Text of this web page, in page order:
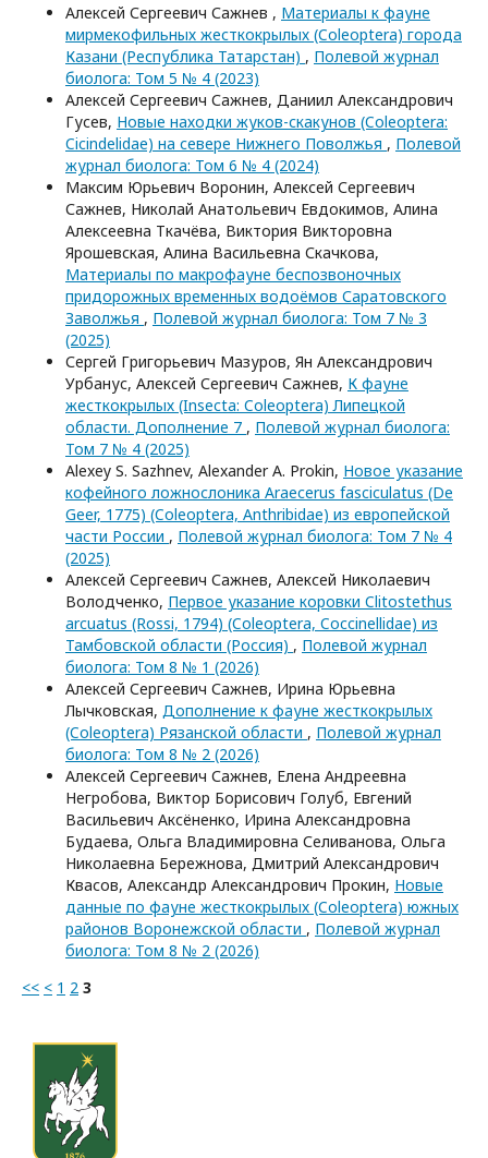
Алексей Сергеевич Сажнев , Материалы к фауне
мирмекофильных жесткокрылых (Coleoptera) города
Казани (Республика Татарстан) , Полевой журнал
биолога: Том 5 № 4 (2023)
Алексей Сергеевич Сажнев, Даниил Александрович
Гусев, Новые находки жуков-скакунов (Coleoptera:
Cicindelidae) на севере Нижнего Поволжья , Полевой
журнал биолога: Том 6 № 4 (2024)
Максим Юрьевич Воронин, Алексей Сергеевич
Сажнев, Николай Анатольевич Евдокимов, Алина
Алексеевна Ткачёва, Виктория Викторовна
Ярошевская, Алина Васильевна Скачкова,
Материалы по макрофауне беспозвоночных
придорожных временных водоёмов Саратовского
Заволжья , Полевой журнал биолога: Том 7 № 3
(2025)
Сергей Григорьевич Мазуров, Ян Александрович
Урбанус, Алексей Сергеевич Сажнев, К фауне
жесткокрылых (Insecta: Coleoptera) Липецкой
области. Дополнение 7 , Полевой журнал биолога:
Том 7 № 4 (2025)
Alexey S. Sazhnev, Alexander A. Prokin, Новое указание
кофейного ложнослоника Araecerus fasciculatus (De
Geer, 1775) (Coleoptera, Anthribidae) из европейской
части России , Полевой журнал биолога: Том 7 № 4
(2025)
Алексей Сергеевич Сажнев, Алексей Николаевич
Володченко, Первое указание коровки Clitostethus
arcuatus (Rossi, 1794) (Coleoptera, Coccinellidae) из
Тамбовской области (Россия) , Полевой журнал
биолога: Том 8 № 1 (2026)
Алексей Сергеевич Сажнев, Ирина Юрьевна
Лычковская, Дополнение к фауне жесткокрылых
(Coleoptera) Рязанской области , Полевой журнал
биолога: Том 8 № 2 (2026)
Алексей Сергеевич Сажнев, Елена Андреевна
Негробова, Виктор Борисович Голуб, Евгений
Васильевич Аксёненко, Ирина Александровна
Будаева, Ольга Владимировна Селиванова, Ольга
Николаевна Бережнова, Дмитрий Александрович
Квасов, Александр Александрович Прокин, Новые
данные по фауне жесткокрылых (Coleoptera) южных
районов Воронежской области , Полевой журнал
биолога: Том 8 № 2 (2026)
<< < 1 2 3